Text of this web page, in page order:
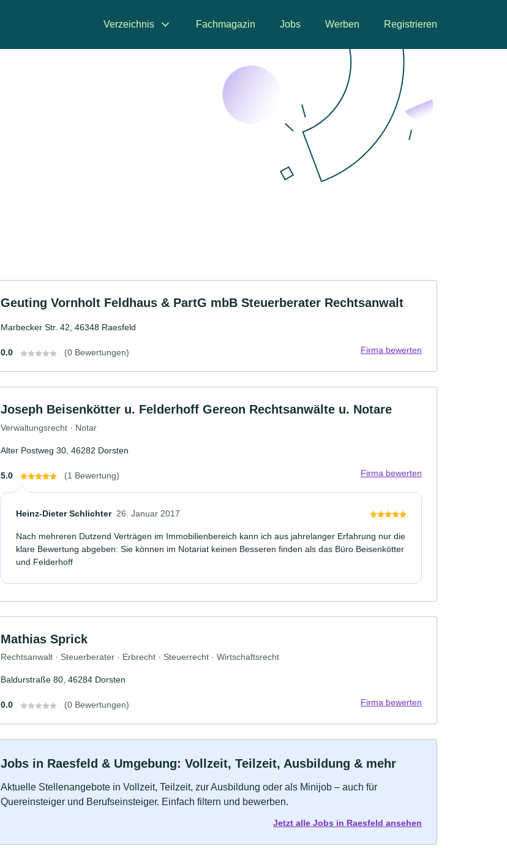
Verzeichnis Fachmagazin Jobs Werben Registrieren
Geuting Vornholt Feldhaus & PartG mbB Steuerberater Rechtsanwalt
Marbecker Str. 42, 46348 Raesfeld
0.0 (0 Bewertungen) Firma bewerten
Joseph Beisenkötter u. Felderhoff Gereon Rechtsanwälte u. Notare
Verwaltungsrecht · Notar
Alter Postweg 30, 46282 Dorsten
5.0 (1 Bewertung) Firma bewerten
Heinz-Dieter Schlichter 26. Januar 2017
Nach mehreren Dutzend Verträgen im Immobilienbereich kann ich aus jahrelanger Erfahrung nur die
klare Bewertung abgeben: Sie können im Notariat keinen Besseren finden als das Büro Beisenkötter
und Felderhoff
Mathias Sprick
Rechtsanwalt · Steuerberater · Erbrecht · Steuerrecht · Wirtschaftsrecht
Baldurstraße 80, 46284 Dorsten
0.0 (0 Bewertungen) Firma bewerten
Jobs in Raesfeld & Umgebung: Vollzeit, Teilzeit, Ausbildung & mehr
Aktuelle Stellenangebote in Vollzeit, Teilzeit, zur Ausbildung oder als Minijob – auch für
Quereinsteiger und Berufseinsteiger. Einfach filtern und bewerben.
Jetzt alle Jobs in Raesfeld ansehen